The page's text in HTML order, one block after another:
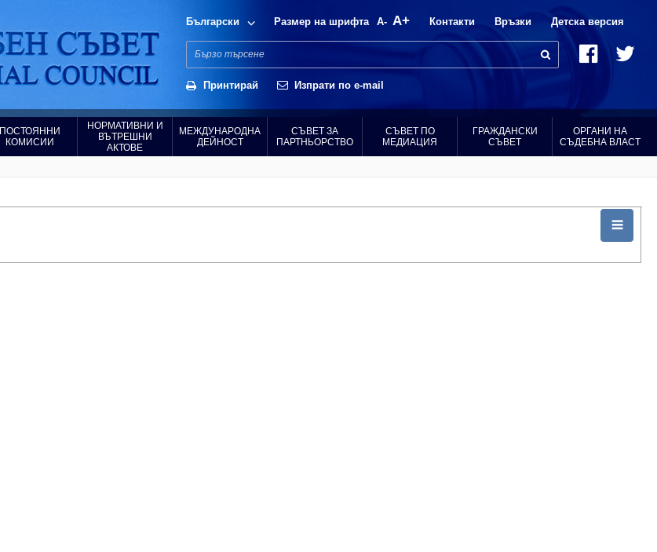
Български Размер на шрифта A- A+ Контакти Връзки Детска версия
Принтирай Изпрати по e-mail
ПОСТОЯННИ
КОМИСИИ
НОРМАТИВНИ И
ВЪТРЕШНИ
АКТОВЕ
МЕЖДУНАРОДНА
ДЕЙНОСТ
СЪВЕТ ЗА
ПАРТНЬОРСТВО
СЪВЕТ ПО
МЕДИАЦИЯ
ГРАЖДАНСКИ
СЪВЕТ
ОРГАНИ НА
СЪДЕБНА ВЛАСТ